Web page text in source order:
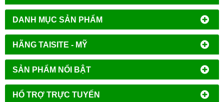
DANH MỤC SẢN PHẨM
HÃNG TAISITE - MỸ
SẢN PHẨM NỔI BẬT
HỔ TRỢ TRỰC TUYẾN